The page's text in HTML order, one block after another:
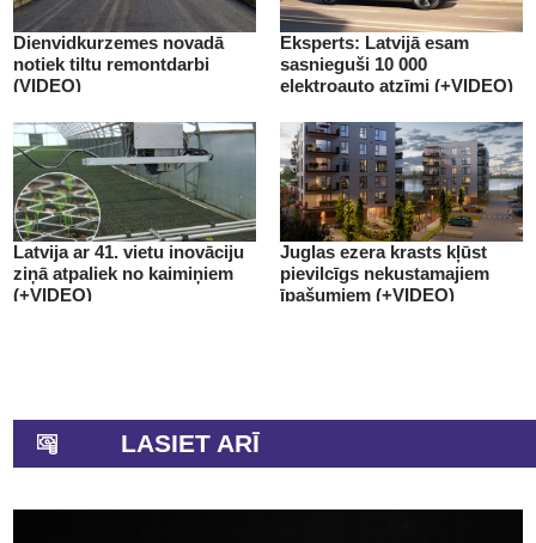
Dienvidkurzemes novadā
notiek tiltu remontdarbi
(VIDEO)
Eksperts: Latvijā esam
sasnieguši 10 000
elektroauto atzīmi (+VIDEO)
Latvija ar 41. vietu inovāciju
ziņā atpaliek no kaimiņiem
(+VIDEO)
Juglas ezera krasts kļūst
pievilcīgs nekustamajiem
īpašumiem (+VIDEO)
LASIET ARĪ